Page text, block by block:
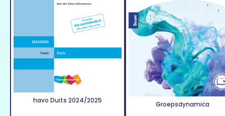
havo Duits 2024/2025 Groepsdynamica